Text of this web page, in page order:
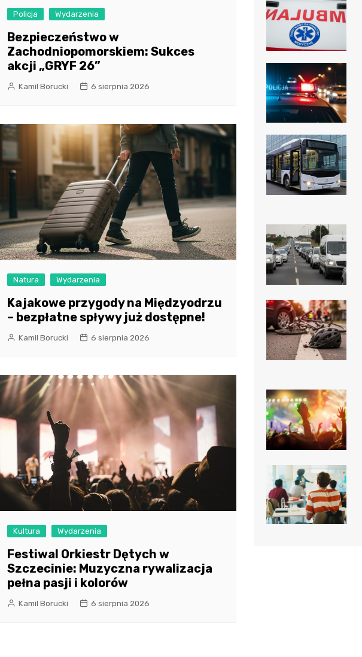
Policja Wydarzenia
Bezpieczeństwo w
Zachodniopomorskiem: Sukces
akcji „GRYF 26”
Kamil Borucki 6 sierpnia 2026
Natura Wydarzenia
Kajakowe przygody na Międzyodrzu
– bezpłatne spływy już dostępne!
Kamil Borucki 6 sierpnia 2026
Kultura Wydarzenia
Festiwal Orkiestr Dętych w
Szczecinie: Muzyczna rywalizacja
pełna pasji i kolorów
Kamil Borucki 6 sierpnia 2026